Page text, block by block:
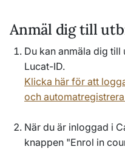
Anmäl dig till
Du kan anmäla dig
Lucat-ID.
Klicka här för att
och
När du är inloggad i
knappen "Enrol in